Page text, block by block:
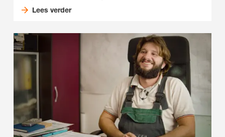
Lees verder